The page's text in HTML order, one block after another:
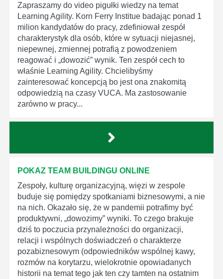
Zapraszamy do video pigułki wiedzy na temat
Learning Agility. Korn Ferry Institue badając ponad 1
milion kandydatów do pracy, zdefiniował zespół
charakterystyk dla osób, które w sytuacji niejasnej,
niepewnej, zmiennej potrafią z powodzeniem
reagować i „dowozić” wynik. Ten zespół cech to
właśnie Learning Agility. Chcielibyśmy
zainteresować koncepcją bo jest ona znakomitą
odpowiedzią na czasy VUCA. Ma zastosowanie
zarówno w pracy...
POKAZ TEAM BUILDINGU ONLINE
Zespoły, kulturę organizacyjną, więzi w zespole
buduje się pomiędzy spotkaniami biznesowymi, a nie
na nich. Okazało się, że w pandemii potrafimy być
produktywni, „dowozimy” wyniki. To czego brakuje
dziś to poczucia przynależności do organizacji,
relacji i wspólnych doświadczeń o charakterze
pozabiznesowym (odpowiedników wspólnej kawy,
rozmów na korytarzu, wielokrotnie opowiadanych
historii na temat tego jak ten czy tamten na ostatnim